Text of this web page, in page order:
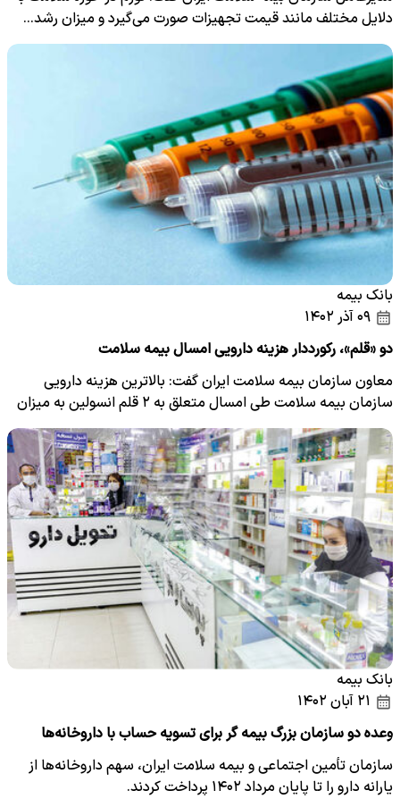
دلایل مختلف مانند قیمت تجهیزات صورت می‌گیرد و میزان رشد…
بانک بیمه
دو «قلم»، رکورددار هزینه دارویی امسال بیمه سلامت
معاون سازمان بیمه سلامت ایران گفت: بالاترین هزینه دارویی
سازمان بیمه سلامت طی امسال متعلق به ۲ قلم انسولین به میزان
یک…
بانک بیمه
وعده دو سازمان بزرگ بیمه گر برای تسویه حساب با داروخانه‌ها
سازمان تأمین اجتماعی و بیمه سلامت ایران، سهم داروخانه‌ها از
یارانه دارو را تا پایان مرداد ۱۴۰۲ پرداخت کردند.